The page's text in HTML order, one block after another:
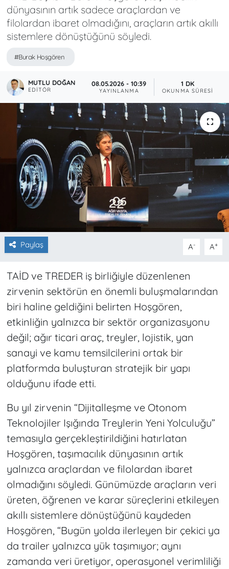
dünyasının artık sadece araçlardan ve
filolardan ibaret olmadığını, araçların artık akıllı
sistemlere dönüştüğünü söyledi.
#Burak Hoşgören
MUTLU DOĞAN
EDITÖR
08.05.2026 - 10:39
YAYINLANMA
1 DK
OKUNMA SÜRESI
Paylaş A- A+
TAİD ve TREDER iş birliğiyle düzenlenen
zirvenin sektörün en önemli buluşmalarından
biri haline geldiğini belirten Hoşgören,
etkinliğin yalnızca bir sektör organizasyonu
değil; ağır ticari araç, treyler, lojistik, yan
sanayi ve kamu temsilcilerini ortak bir
platformda buluşturan stratejik bir yapı
olduğunu ifade etti.
Bu yıl zirvenin “Dijitalleşme ve Otonom
Teknolojiler Işığında Treylerin Yeni Yolculuğu”
temasıyla gerçekleştirildiğini hatırlatan
Hoşgören, taşımacılık dünyasının artık
yalnızca araçlardan ve filolardan ibaret
olmadığını söyledi. Günümüzde araçların veri
üreten, öğrenen ve karar süreçlerini etkileyen
akıllı sistemlere dönüştüğünü kaydeden
Hoşgören, “Bugün yolda ilerleyen bir çekici ya
da trailer yalnızca yük taşımıyor; aynı
zamanda veri üretiyor, operasyonel verimliliği